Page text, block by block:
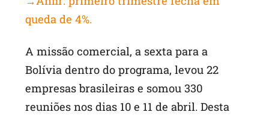
queda de 4%.
A missão comercial, a sexta para a
Bolívia dentro do programa, levou 22
empresas brasileiras e somou 330
reuniões nos dias 10 e 11 de abril. Desta